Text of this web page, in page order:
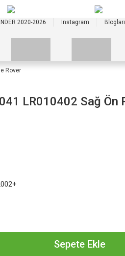
2020-2026 Instagram
Rover
LR010402 Sağ Ön
Sepete Ekle